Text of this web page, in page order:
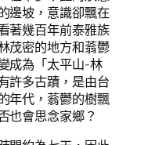
邊坡，意識卻飄在
著幾百年前泰雅族
茂密的地方和蓊鬱
成為「太平山-林
許多古蹟，是由台
年代，蓊鬱的樹飄
也會思念家鄉？